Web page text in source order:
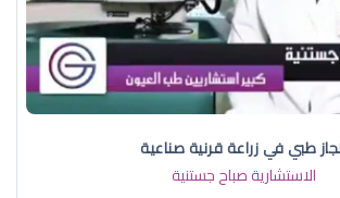
طبي في زراعة قرنية صناعية
الاستشارية صباح جستنية